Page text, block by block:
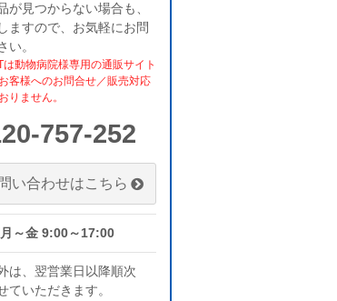
が見つからない場合も、
ますので、お気軽にお問
い。
動物病院様専用の通販サイト
客様へのお問合せ／販売対応
りません。
757-252
い合わせはこちら
～金 9:00～17:00
は、翌営業日以降順次
ていただきます。